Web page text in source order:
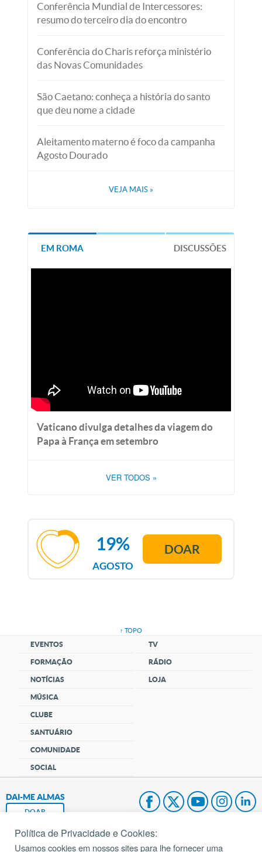
Conferência Mundial de Intercessores:
resumo do terceiro dia do encontro
Conferência do Charis reforça ministério
das Novas Comunidades
São Caetano: conheça a história do santo
que deu nome a cidade
Aleitamento materno é foco da campanha
Agosto Dourado
VEJA MAIS »
EM ROMA DISCUSSÕES
Vaticano divulga detalhes da viagem do
Papa à França em setembro
VER TODOS »
AGOSTO
19% DOAR
↑ TOPO
EVENTOS
FORMAÇÃO
NOTÍCIAS
MÚSICA
CLUBE
SANTUÁRIO
COMUNIDADE
SOCIAL
TV
RÁDIO
LOJA
DAI-ME ALMAS
DOAR
Fundação João Paulo II
Política de Privacidade e Cookies:
Usamos cookies em nossos sites para lhe fornecer uma